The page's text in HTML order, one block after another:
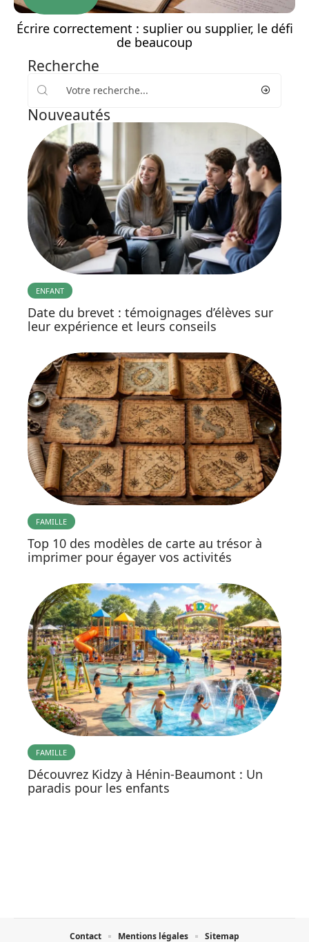
Écrire correctement : suplier ou supplier, le défi
de beaucoup
Recherche
Nouveautés
ENFANT
Date du brevet : témoignages d’élèves sur
leur expérience et leurs conseils
FAMILLE
Top 10 des modèles de carte au trésor à
imprimer pour égayer vos activités
FAMILLE
Découvrez Kidzy à Hénin-Beaumont : Un
paradis pour les enfants
Contact Mentions légales Sitemap